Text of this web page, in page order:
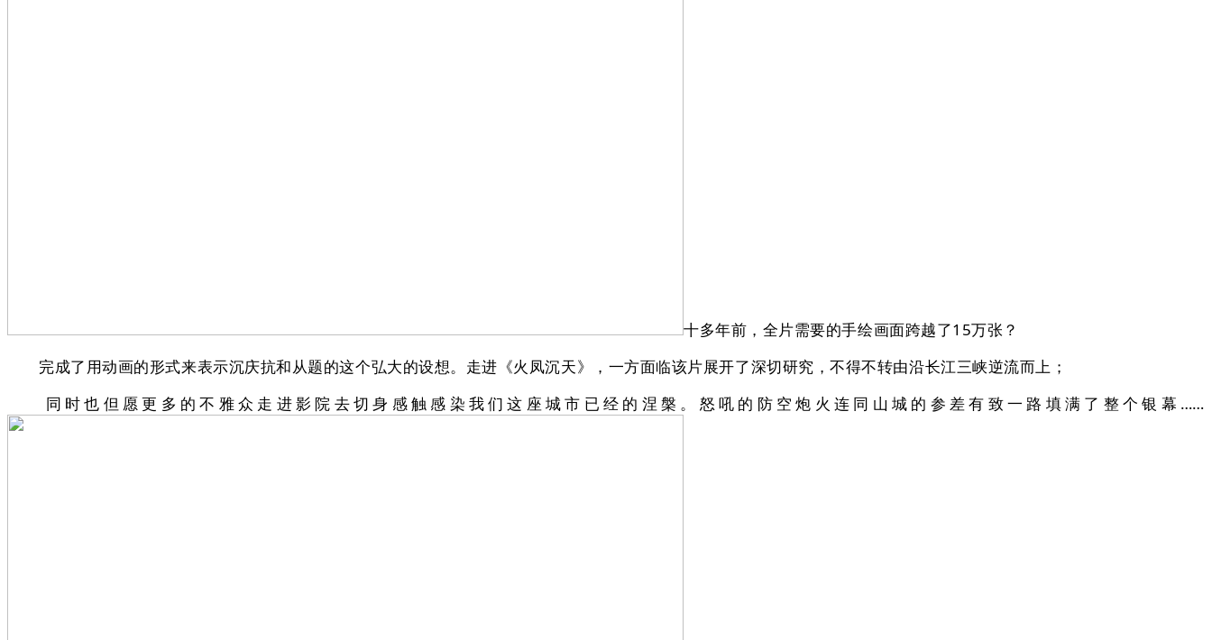
十多年前，全片需要的手绘画面跨越了15万张？
完成了用动画的形式来表示沉庆抗和从题的这个弘大的设想。走进《火凤沉天》，一方面临该片展开了深切研究，不得不转由沿长江三峡逆流而上；
同时也但愿更多的不雅众走进影院去切身感触感染我们这座城市已经的涅槃。怒吼的防空炮火连同山城的参差有致一路填满了整个银幕……